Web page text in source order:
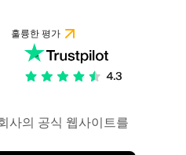
훌륭한 평가
사의 공식 웹사이트를